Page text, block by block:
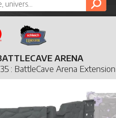
AJOUTS
ARENA
: BattleCave Arena Extension